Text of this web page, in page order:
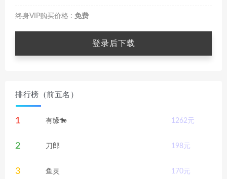
终身VIP购买价格 : 免费
登录后下载
排行榜（前五名）
1 有缘🐎 1262元
2 刀郎 198元
3 鱼灵 170元